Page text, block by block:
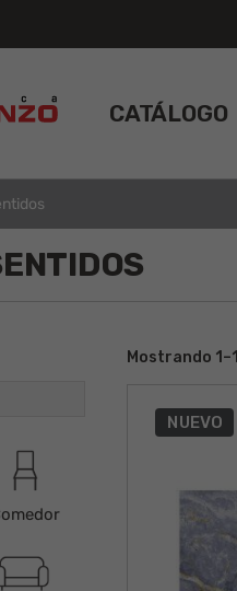
CATÁLOGO
Mostrando
NUEVO